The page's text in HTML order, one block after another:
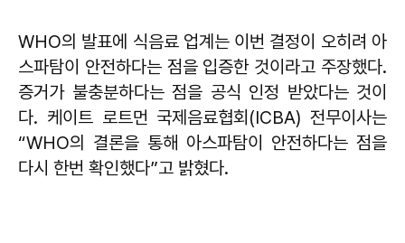
WHO의 발표에 식음료 업계는 이번 결정이 오히려 아
스파탐이 안전하다는 점을 입증한 것이라고 주장했다.
증거가 불충분하다는 점을 공식 인정 받았다는 것이
다. 케이트 로트먼 국제음료협회(ICBA) 전무이사는
“WHO의 결론을 통해 아스파탐이 안전하다는 점을
다시 한번 확인했다”고 밝혔다.